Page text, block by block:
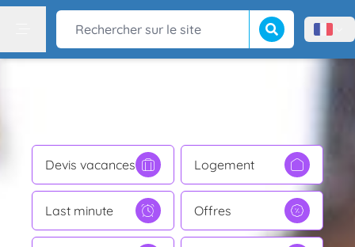
Rechercher sur le site Lancer la Menù
Devis vacances Logement
Last minute Offres